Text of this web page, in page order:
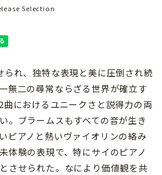
Selection
れ、独特な表現と美に圧倒され続
無二の尋常ならざる世界が確立す
曲におけるユニークさと説得力の両
。ブラームスもすべての音が生き
ピアノと熱いヴァイオリンの絡み
体験の表現で、特にサイのピアノ
させられた。なにより価値観を共